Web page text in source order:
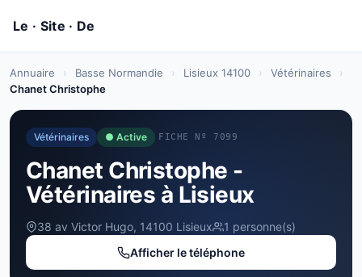
Annuaire › Basse Normandie › Lisieux 14100 › Vétérinaires
›
Chanet Christophe
Vétérinaires ● Active FICHE Nº 7099
Chanet Christophe -
Vétérinaires à Lisieux
38 av Victor Hugo, 14100 Lisieux
1 personne(s)
Afficher le téléphone